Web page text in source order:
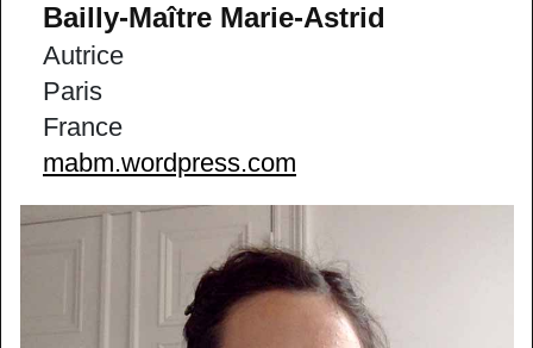
Bailly-Maître Marie-Astrid
Autrice
Paris
France
mabm.wordpress.com